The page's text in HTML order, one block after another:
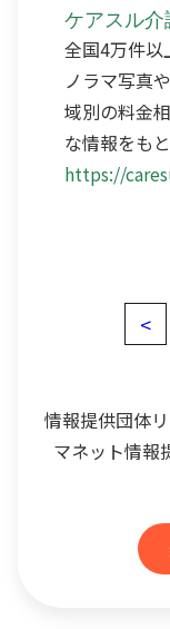
ケアスル介
全国4万件以
ノラマ写真
域別の料金
な情報をも
https://
<
情報提供団体
マネット情報